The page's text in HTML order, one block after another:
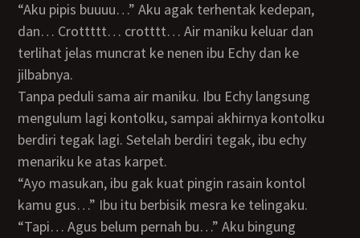
“Aku pipis buuuu…” Aku agak terhentak kedepan,
dan… Crottttt… crotttt… Air maniku keluar dan
terlihat jelas muncrat ke nenen ibu Echy dan ke
jilbabnya.
Tanpa peduli sama air maniku. Ibu Echy langsung
mengulum lagi kontolku, sampai akhirnya kontolku
berdiri tegak lagi. Setelah berdiri tegak, ibu echy
menariku ke atas karpet.
“Ayo masukan, ibu gak kuat pingin rasain kontol
kamu gus…” Ibu itu berbisik mesra ke telingaku.
“Tapi… Agus belum pernah bu…” Aku bingung